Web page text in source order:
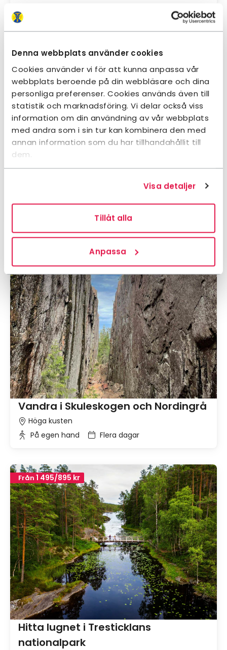
Denna webbplats använder cookies
Cookies använder vi för att kunna anpassa vår
webbplats beroende på din webbläsare och dina
personliga preferenser. Cookies används även till
statistik och marknadsföring. Vi delar också viss
information om din användning av vår webbplats
med andra som i sin tur kan kombinera den med
annan information som du har tillhandahållit till
dem.
Visa detaljer
Tillåt alla
Anpassa
Dagsaktivitet
3 170 kr
Vandra i Skuleskogen och Nordingrå
Höga kusten
På egen hand
Flera dagar
Hitta lugnet i Tresticklans
nationalpark
Från 1 495/895 kr